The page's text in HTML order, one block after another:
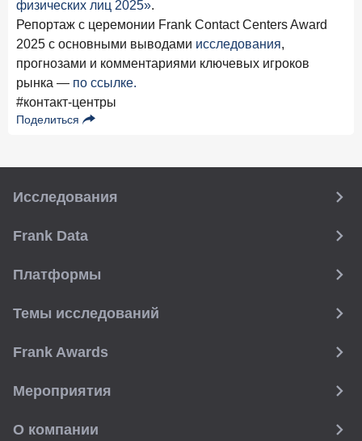
физических лиц 2025».
Репортаж с церемонии Frank Contact Centers Award
2025 с основными выводами исследования,
прогнозами и комментариями ключевых игроков
рынка — по ссылке.
#контакт-центры
Поделиться
Исследования
Frank Data
Платформы
Темы исследований
Frank Awards
Мероприятия
О компании